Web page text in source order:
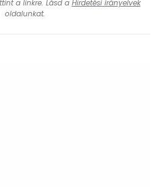
a linkre. Lásd a Hirdetési irányelvek
oldalunkat.